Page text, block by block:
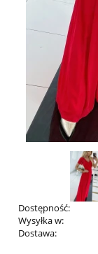
Dostępność:
Wysyłka w:
Dostawa:
Cena nie